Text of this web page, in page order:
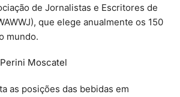
de Jornalistas e Escritores de
que elege anualmente os 150
mundo.
as posições das bebidas em